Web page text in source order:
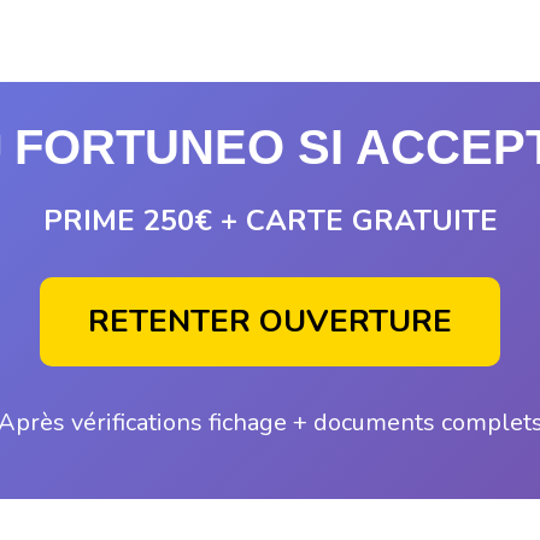
FORTUNEO SI
PRIME 250€ + CARTE GRATUITE
RETENTER OUVERTURE
vérifications fichage + documents